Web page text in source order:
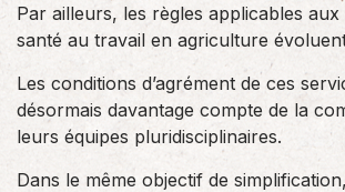
Par ailleurs, les règles applicables aux
santé au travail en agriculture
Les conditions d’agrément de ces
désormais davantage compte de la
leurs équipes pluridisciplinaires.
Dans le même objectif de